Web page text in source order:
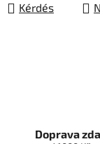
Kérdés
Doprava